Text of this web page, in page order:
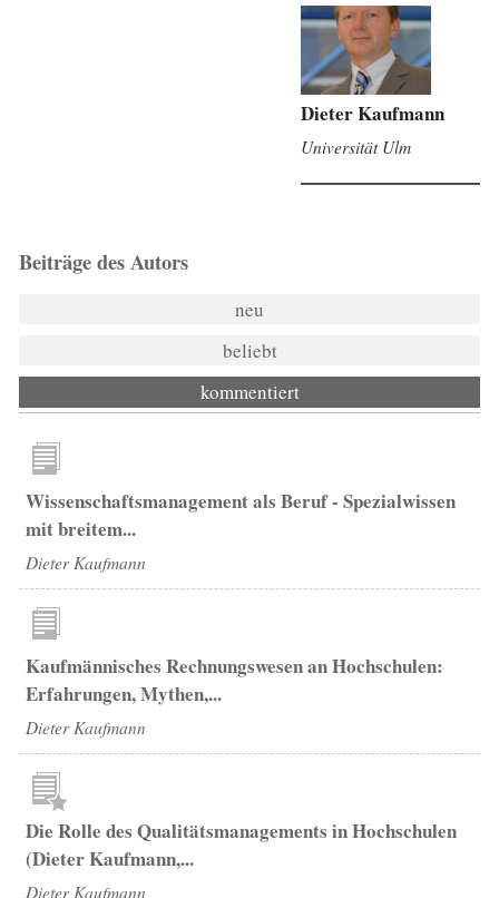
Dieter Kaufmann
Universität Ulm
Beiträge des Autors
neu
beliebt
kommentiert
Wissenschaftsmanagement als Beruf - Spezialwissen
mit breitem...
Dieter Kaufmann
Kaufmännisches Rechnungswesen an Hochschulen:
Erfahrungen, Mythen,...
Dieter Kaufmann
Die Rolle des Qualitätsmanagements in Hochschulen
(Dieter Kaufmann,...
Dieter Kaufmann